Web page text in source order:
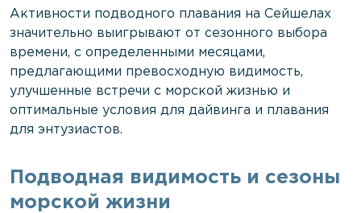
Активности подводного плавания на Сейшелах
значительно выигрывают от сезонного выбора
времени, с определенными месяцами,
предлагающими превосходную видимость,
улучшенные встречи с морской жизнью и
оптимальные условия для дайвинга и плавания
для энтузиастов.
Подводная видимость и сезоны
морской жизни